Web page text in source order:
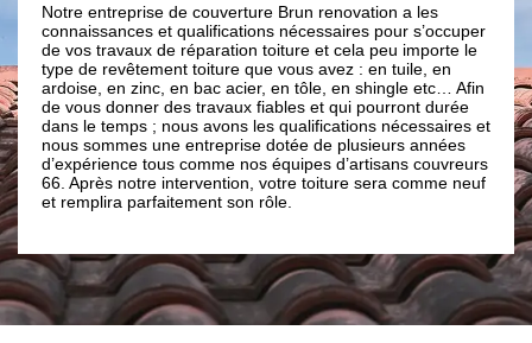
couverture Brun renovation a les
qualifications nécessaires pour s’occuper
réparation toiture et cela peu importe le
toiture que vous avez : en tuile, en
bac acier, en tôle, en shingle etc… Afin
travaux fiables et qui pourront durée
avons les qualifications nécessaires et
entreprise dotée de plusieurs années
comme nos équipes d’artisans couvreurs
votre toiture sera comme neuf
son rôle.
eaux ; il faut bien
professionnel comme
couverture puisse bien
; la couverture de toit doit
présenter aucun défaut. Et
important de faire appel à
comme Brun renovation.
Brun renovation répond à
de toitures dans la ville